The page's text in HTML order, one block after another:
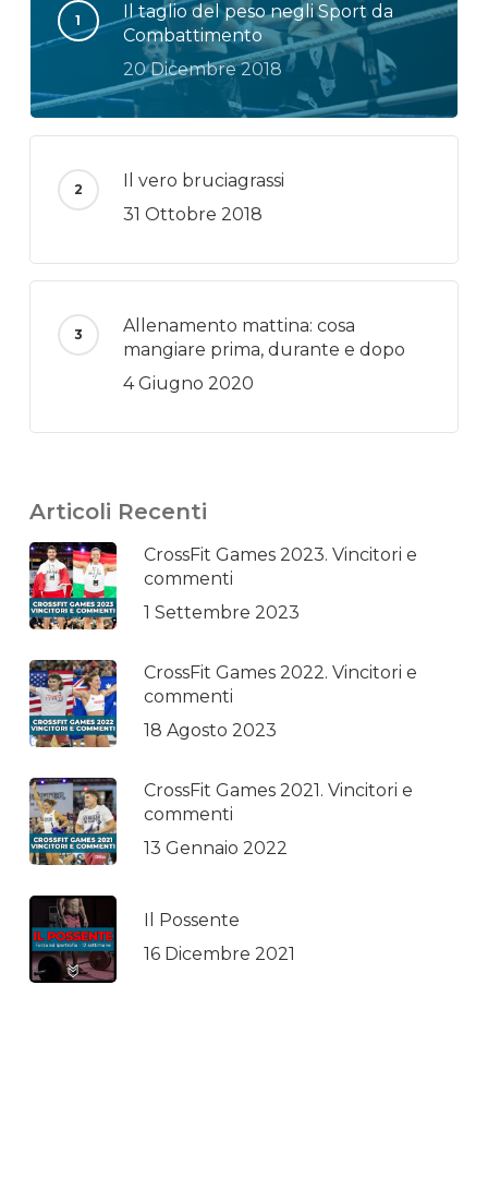
Il taglio del peso negli Sport da
Combattimento
20 Dicembre 2018
Il vero bruciagrassi
31 Ottobre 2018
Allenamento mattina: cosa
mangiare prima, durante e dopo
4 Giugno 2020
Articoli Recenti
CrossFit Games 2023. Vincitori e
commenti
1 Settembre 2023
CrossFit Games 2022. Vincitori e
commenti
18 Agosto 2023
CrossFit Games 2021. Vincitori e
commenti
13 Gennaio 2022
Il Possente
16 Dicembre 2021